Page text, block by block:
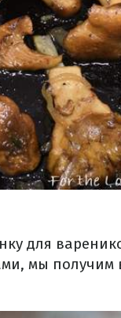
для
, мы получим